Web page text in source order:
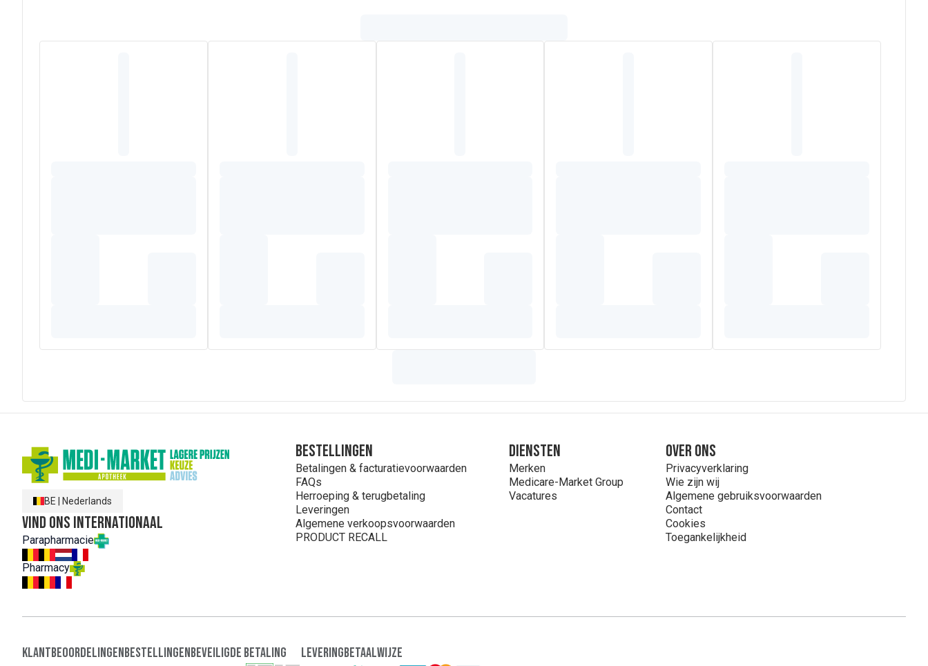
INGREDIËNTEN: AQUA (WATER), ILLIET, GLYCERINE, CAPRYL/CAPRIC TRIGLYCERIDE, CI 77891 (TITANIUMDIOXIDE), KAOLIEN, CETEARYLALCOHOL, CETYLALCOHOL,
BE Nederlands
Vind ons internationaal
Parapharmacie
Pharmacy
Bestellingen
Betalingen & facturatievoorwaarden
FAQs
Herroeping & terugbetaling
Leveringen
Algemene verkoopsvoorwaarden
PRODUCT RECALL
Diensten
Merken
Medicare-Market Group
Vacatures
Over ons
Privacyverklaring
Wie zijn wij
Algemene gebruiksvoorwaarden
Contact
Cookies
Toegankelijkheid
KlantbeoordelingenBestellingenBeveiligde Betaling LeveringBetaalwijze